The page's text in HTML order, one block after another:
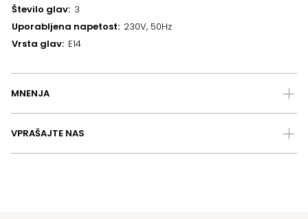
Število glav 3
Uporabljena napetost 230V, 50Hz
Vrsta glav E14
MNENJA
VPRAŠAJTE NAS